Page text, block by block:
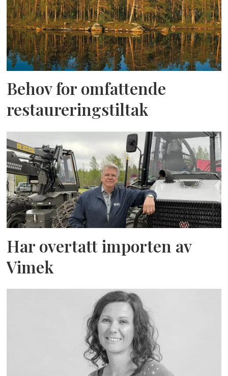
Behov for omfattende
restaureringstiltak
Har overtatt importen av
Vimek